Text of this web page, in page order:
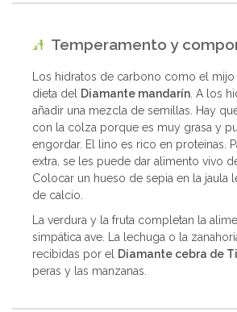
Temperamento y
Los hidratos de carbono como el mijo
dieta del Diamante mandarín . A los
añadir una mezcla de semillas. Hay
con la colza porque es muy grasa y
engordar. El lino es rico en proteínas.
extra, se les puede dar alimento vivo
Colocar un hueso de sepia en la jaula
de calcio.
La verdura y la fruta completan la
simpática ave. La lechuga o la
recibidas por el Diamante cebra de
peras y las manzanas.